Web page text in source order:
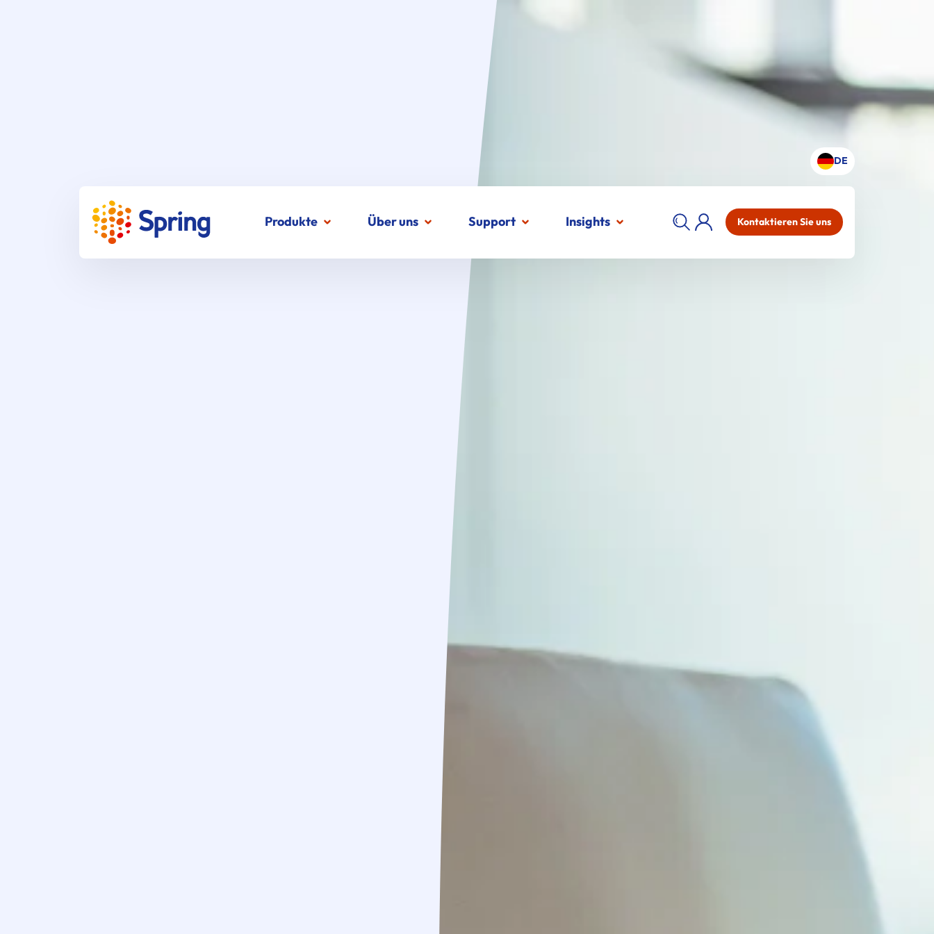
Produkte Über uns Support Insights Kontaktieren Sie uns
DE